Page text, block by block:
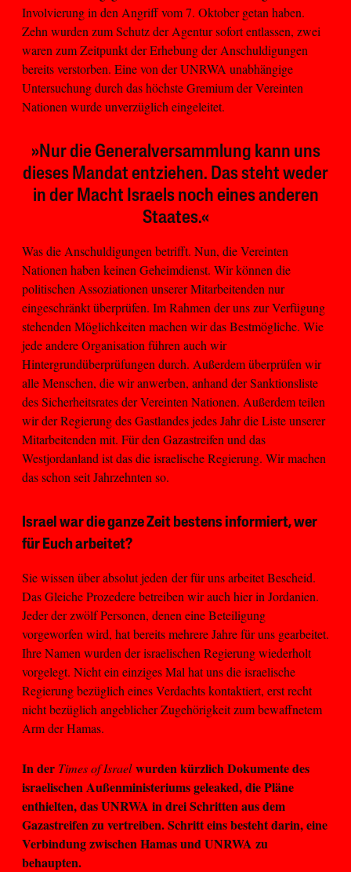
Involvierung in den Angriff vom 7. Oktober getan haben.
Zehn wurden zum Schutz der Agentur sofort entlassen, zwei
waren zum Zeitpunkt der Erhebung der Anschuldigungen
bereits verstorben. Eine von der UNRWA unabhängige
Untersuchung durch das höchste Gremium der Vereinten
Nationen wurde unverzüglich eingeleitet.
»Nur die Generalversammlung kann uns
dieses Mandat entziehen. Das steht weder
in der Macht Israels noch eines anderen
Staates.«
Was die Anschuldigungen betrifft. Nun, die Vereinten
Nationen haben keinen Geheimdienst. Wir können die
politischen Assoziationen unserer Mitarbeitenden nur
eingeschränkt überprüfen. Im Rahmen der uns zur Verfügung
stehenden Möglichkeiten machen wir das Bestmögliche. Wie
jede andere Organisation führen auch wir
Hintergrundüberprüfungen durch. Außerdem überprüfen wir
alle Menschen, die wir anwerben, anhand der Sanktionsliste
des Sicherheitsrates der Vereinten Nationen. Außerdem teilen
wir der Regierung des Gastlandes jedes Jahr die Liste unserer
Mitarbeitenden mit. Für den Gazastreifen und das
Westjordanland ist das die israelische Regierung. Wir machen
das schon seit Jahrzehnten so.
Israel war die ganze Zeit bestens informiert, wer
für Euch arbeitet?
Sie wissen über absolut jeden der für uns arbeitet Bescheid.
Das Gleiche Prozedere betreiben wir auch hier in Jordanien.
Jeder der zwölf Personen, denen eine Beteiligung
vorgeworfen wird, hat bereits mehrere Jahre für uns gearbeitet.
Ihre Namen wurden der israelischen Regierung wiederholt
vorgelegt. Nicht ein einziges Mal hat uns die israelische
Regierung bezüglich eines Verdachts kontaktiert, erst recht
nicht bezüglich angeblicher Zugehörigkeit zum bewaffnetem
Arm der Hamas.
In der Times of Israelwurden kürzlich Dokumente des
israelischen Außenministeriums geleaked, die Pläne
enthielten, das UNRWA in drei Schritten aus dem
Gazastreifen zu vertreiben. Schritt eins besteht darin, eine
Verbindung zwischen Hamas und UNRWA zu
behaupten.